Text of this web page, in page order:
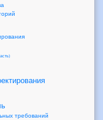
требований